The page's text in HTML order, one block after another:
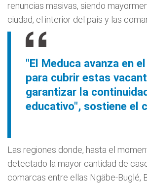
renuncias masivas, siendo
ciudad, el interior del país y las
"El Meduca avanza en
para cubrir estas
garantizar la
educativo", sostiene el
Las regiones donde, hasta el
detectado la mayor cantidad de
comarcas entre ellas Ngäbe-Buglé,